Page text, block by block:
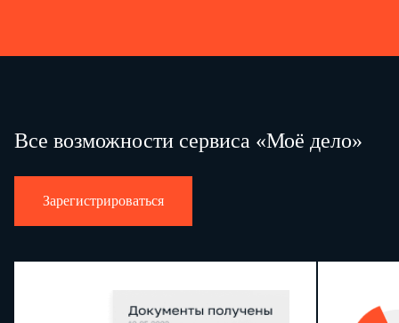
Все возможности сервиса «Моё дело»
Зарегистрироваться